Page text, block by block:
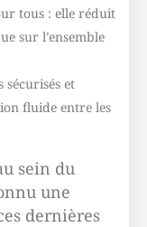
tous : elle réduit
sur l’ensemble
sécurisés et
fluide entre les
sein du
une
dernières